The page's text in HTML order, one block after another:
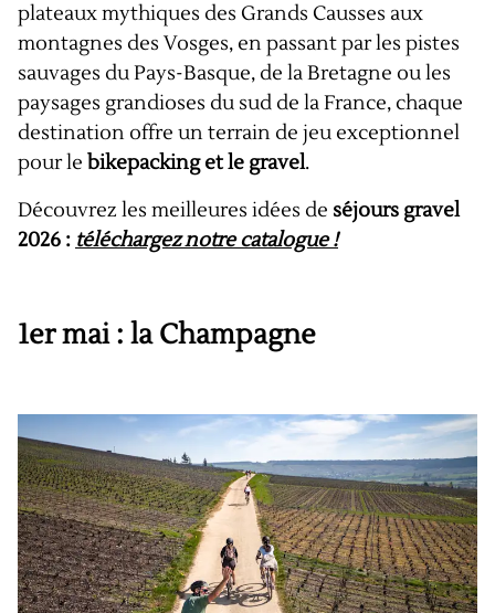
plateaux mythiques des Grands Causses aux
montagnes des Vosges, en passant par les pistes
sauvages du Pays-Basque, de la Bretagne ou les
paysages grandioses du sud de la France, chaque
destination offre un terrain de jeu exceptionnel
pour le bikepacking et le gravel.
Découvrez les meilleures idées de séjours gravel
2026 : téléchargez notre catalogue !
1er mai : la Champagne